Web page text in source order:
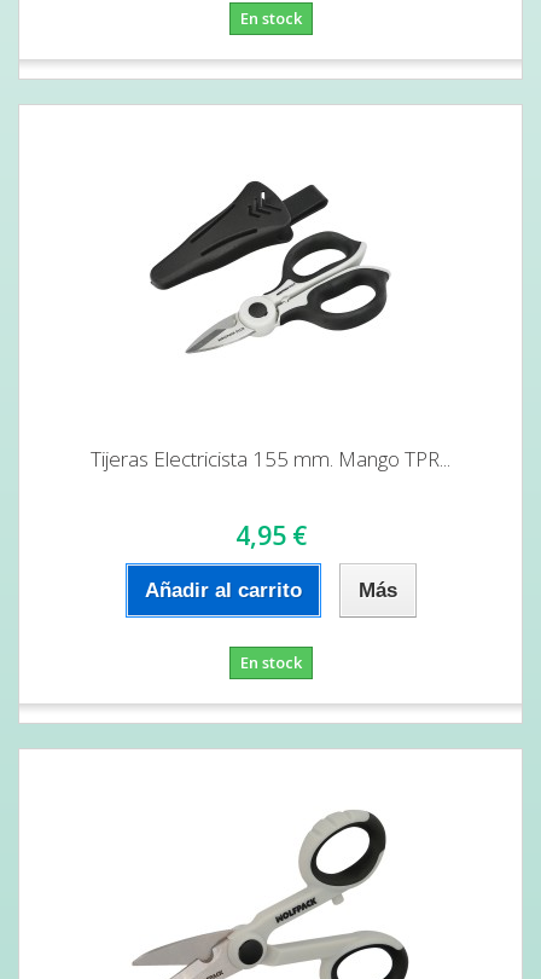
En stock
Tijeras Electricista 155 mm. Mango TPR...
4,95 €
Añadir al carrito Más
En stock